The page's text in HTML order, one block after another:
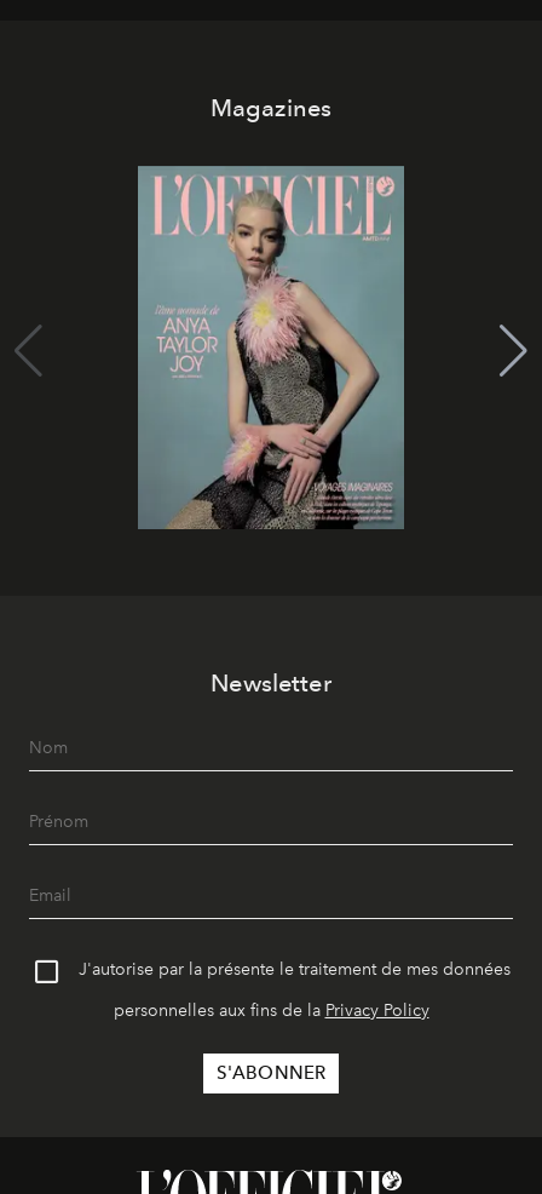
Magazines
Newsletter
J'autorise par la présente le traitement de mes données
personnelles aux fins de la Privacy Policy